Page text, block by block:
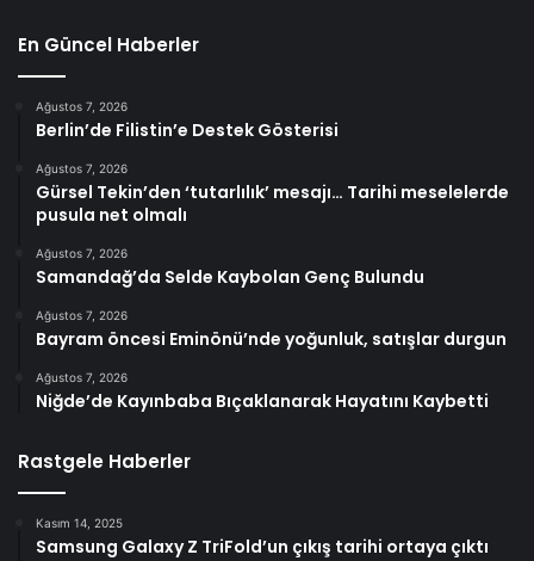
En Güncel Haberler
Ağustos 7, 2026
Berlin’de Filistin’e Destek Gösterisi
Ağustos 7, 2026
Gürsel Tekin’den ‘tutarlılık’ mesajı… Tarihi meselelerde
pusula net olmalı
Ağustos 7, 2026
Samandağ’da Selde Kaybolan Genç Bulundu
Ağustos 7, 2026
Bayram öncesi Eminönü’nde yoğunluk, satışlar durgun
Ağustos 7, 2026
Niğde’de Kayınbaba Bıçaklanarak Hayatını Kaybetti
Rastgele Haberler
Kasım 14, 2025
Samsung Galaxy Z TriFold’un çıkış tarihi ortaya çıktı